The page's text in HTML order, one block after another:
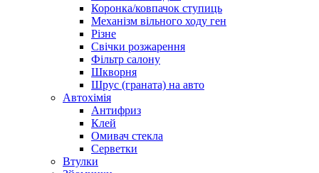
Коронка/ковпачок ступиць
Механізм вільного ходу ген
Різне
Свічки розжарення
Фільтр салону
Шкворня
Шрус (граната) на авто
Автохімія
Антифриз
Клей
Омивач стекла
Серветки
Втулки